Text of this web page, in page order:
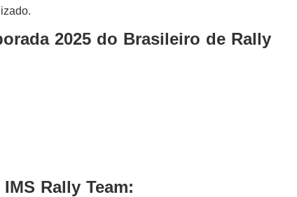
2025 do Brasileiro de Rally
Rally Team: